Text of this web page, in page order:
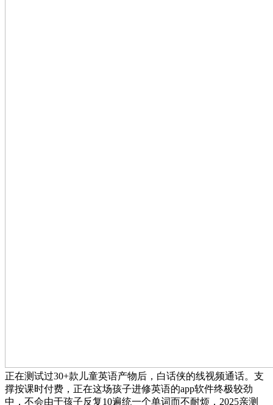
正在测试过30+款儿童英语产物后，白话侠的线视频通话。支
撑按课时付费，正在这场孩子进修英语的app软件终极较劲
中，不会由于孩子反复10遍统一个单词而不耐烦，2025亲测